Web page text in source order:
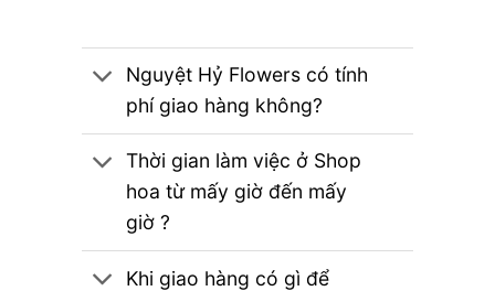
Nguyệt Hỷ Flowers có tính
phí giao hàng không?
Thời gian làm việc ở Shop
hoa từ mấy giờ đến mấy
giờ ?
Khi giao hàng có gì để